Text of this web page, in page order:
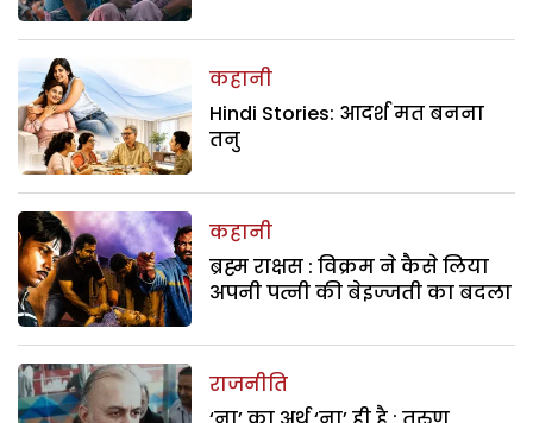
कहानी
Hindi Stories: आदर्श मत बनना
तनु
कहानी
ब्रह्म राक्षस : विक्रम ने कैसे लिया
अपनी पत्नी की बेइज्जती का बदला
राजनीति